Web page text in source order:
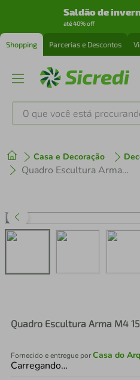
Saldão de
até 40% off
Shopping Parcerias e Descontos
O que você está procurando?
Casa e Decoração
Quadro Escultura Arma M4 150x46 Marrom
Quadro Escultura Arma M4
Fornecido e entregue porCasa do
Carregando…
1º tenis
perfume